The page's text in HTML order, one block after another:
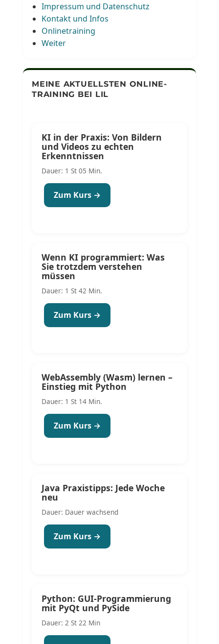
Impressum und Datenschutz
Kontakt und Infos
Onlinetraining
Weiter
MEINE AKTUELLSTEN ONLINE-
TRAINING BEI LIL
KI in der Praxis: Von Bildern
und Videos zu echten
Erkenntnissen
Dauer: 1 St 05 Min.
Zum Kurs →
Wenn KI programmiert: Was
Sie trotzdem verstehen
müssen
Dauer: 1 St 42 Min.
Zum Kurs →
WebAssembly (Wasm) lernen –
Einstieg mit Python
Dauer: 1 St 14 Min.
Zum Kurs →
Java Praxistipps: Jede Woche
neu
Dauer: Dauer wachsend
Zum Kurs →
Python: GUI-Programmierung
mit PyQt und PySide
Dauer: 2 St 22 Min